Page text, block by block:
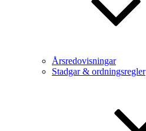
Årsredovisningar
Stadgar & ordningsregler